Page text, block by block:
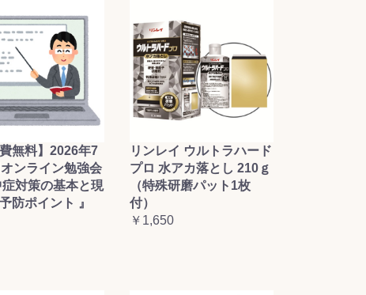
費無料】2026年7
ンライン勉強会
症対策の基本と現
防ポイント 』
リンレイ ウルトラハード
プロ 水アカ落とし 210ｇ
（特殊研磨パット1枚
付）
￥1,650